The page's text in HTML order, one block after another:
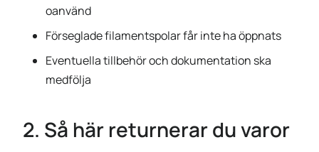
oanvänd
Förseglade filamentspolar får inte ha öppnats
Eventuella tillbehör och dokumentation ska
medfölja
2. Så här returnerar du varor